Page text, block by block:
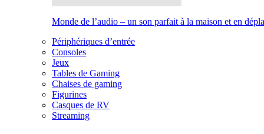
Monde de l’audio – un son parfait à la maison et en
Périphériques d’entrée
Consoles
Jeux
Tables de Gaming
Chaises de gaming
Figurines
Casques de RV
Streaming